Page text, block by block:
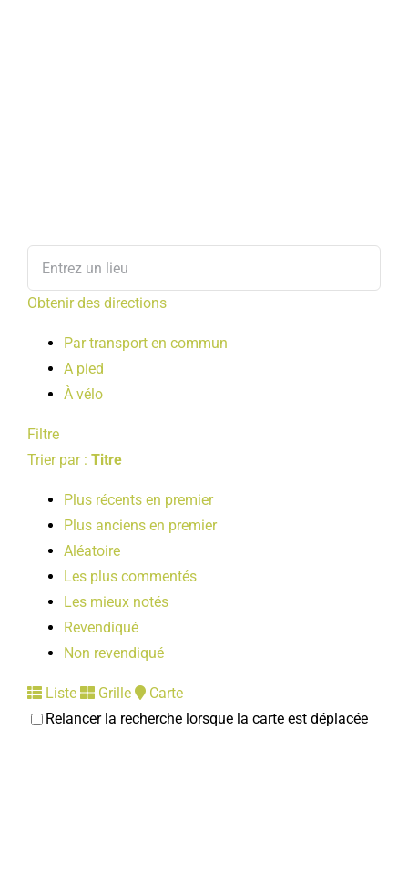
Obtenir des directions
Par transport en commun
A pied
À vélo
Filtre
Trier par : Titre
Plus récents en premier
Plus anciens en premier
Aléatoire
Les plus commentés
Les mieux notés
Revendiqué
Non revendiqué
Liste Grille
Carte
Relancer la recherche lorsque la carte est déplacée